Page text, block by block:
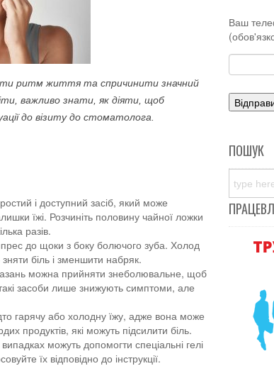
ритм життя та спричинити значний
важливо знати, як діяти, щоб
до візиту до стоматолога.
і доступний засіб, який може
їжі. Розчиніть половину чайної ложки
разів.
до щоки з боку болючого зуба. Холод
біль і зменшити набряк.
можна прийняти знеболювальне, щоб
засоби лише знижують симптоми, але
гарячу або холодну їжу, адже вона може
продуктів, які можуть підсилити біль.
можуть допомогти спеціальні гелі
їх відповідно до інструкції.
Ваш
ПОШУК